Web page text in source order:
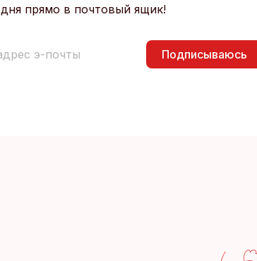
дня прямо в почтовый ящик!
Подписываюсь